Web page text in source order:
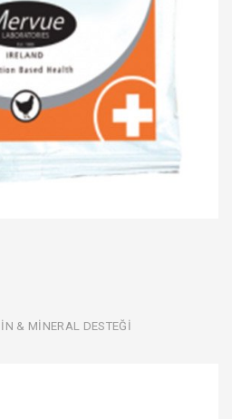
& MİNERAL DESTEĞİ